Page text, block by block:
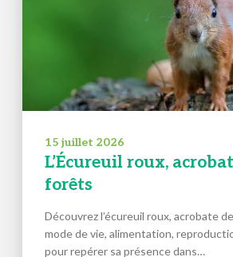
15 juillet 2026
L’Écureuil roux,
forêts
Découvrez l’écureuil roux, acrobate
mode de vie, alimentation,
pour repérer sa présence dans…